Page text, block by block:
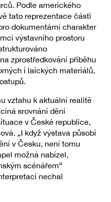
Podle amerického
tato reprezentace části
dokumentární charakter
výstavního prostoru
zprostředkování příběhu
i laických materiálů,
vztahu k aktuální realitě
srovnání dění
v České republice,
„I když výstava působí
v Česku, není tomu
možná nabízel,
scénářem“
nechal